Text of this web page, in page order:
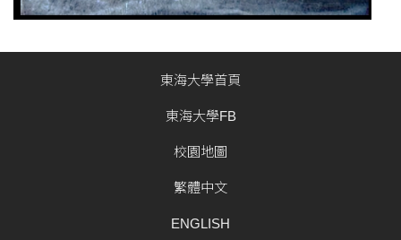
東海大學首頁
東海大學FB
校園地圖
繁體中文
ENGLISH